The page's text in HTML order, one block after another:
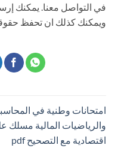
في التواصل معنا. يمكنك
ويمكنك كذلك ان تحفظ
امتحانات وطنية في
والرياضيات المالية مسلك
اقتصادية مع التصحيح pdf